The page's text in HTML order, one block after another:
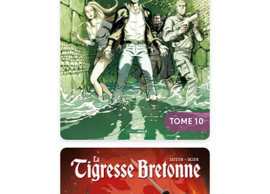
TOME 10
02/2)
Date de parution :
17/05/2017
La quête de Thomas Silane
touche à sa fin.
Autres tomes